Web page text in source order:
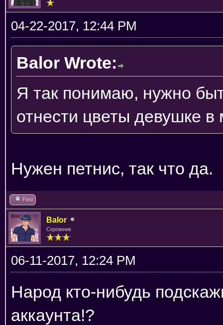
04-22-2017, 12:44 PM
Balor Wrote:
Я так понимаю, нужно
отнести цветы девушке в
Нужен петнис, так что да.
Find
Balor
Скромник
06-11-2017, 12:24 PM
Народ кто-нибудь
аккаунта!?